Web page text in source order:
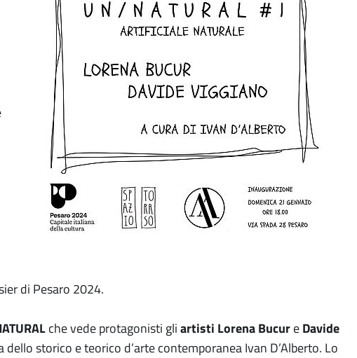
di Pesaro 2024.
che vede protagonisti gliartisti Lorena BucureDavide
dello storico e teorico d’arte contemporanea Ivan D’Alberto. Lo